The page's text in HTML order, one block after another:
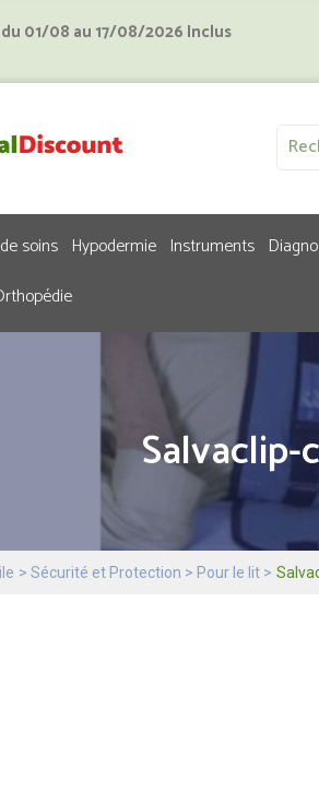
01/08 au 17/08/2026 Inclus
soins Hypodermie Instruments
Sécurité et Protection Pour le lit